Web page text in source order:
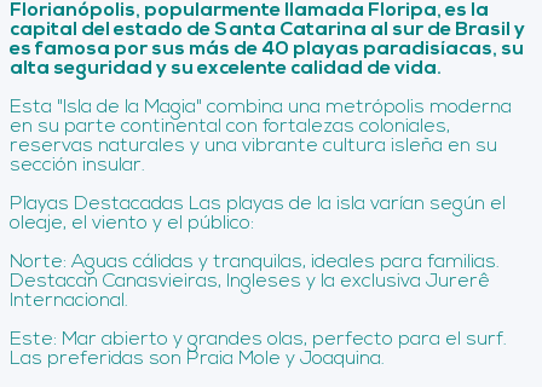
Florianópolis, popularmente llamada Floripa, es la
capital del estado de Santa Catarina al sur de Brasil y
es famosa por sus más de 40 playas paradisíacas, su
alta seguridad y su excelente calidad de vida.
Esta "Isla de la Magia" combina una metrópolis moderna
en su parte continental con fortalezas coloniales,
reservas naturales y una vibrante cultura isleña en su
sección insular.
Playas Destacadas Las playas de la isla varían según el
oleaje, el viento y el público:
Norte: Aguas cálidas y tranquilas, ideales para familias.
Destacan Canasvieiras, Ingleses y la exclusiva Jurerê
Internacional.
Este: Mar abierto y grandes olas, perfecto para el surf.
Las preferidas son Praia Mole y Joaquina.